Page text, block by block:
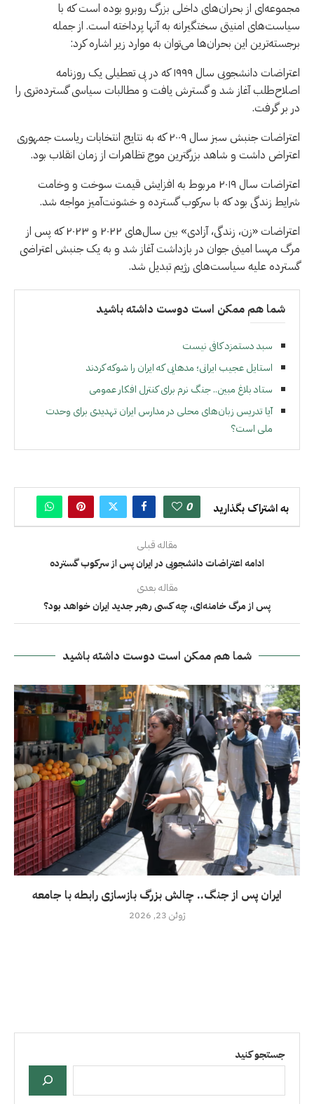
مجموعه‌ای از بحران‌های داخلی بزرگ روبرو بوده است که با
سیاست‌های امنیتی سختگیرانه به آنها پرداخته است. از جمله
برجسته‌ترین این بحران‌ها می‌توان به موارد زیر اشاره کرد:
اعتراضات دانشجویی سال ۱۹۹۹ که در پی تعطیلی یک روزنامه
اصلاح‌طلب آغاز شد و گسترش یافت و مطالبات سیاسی گسترده‌تری را
در بر گرفت.
اعتراضات جنبش سبز سال ۲۰۰۹ که به نتایج انتخابات ریاست جمهوری
اعتراض داشت و شاهد بزرگترین موج تظاهرات از زمان انقلاب بود.
اعتراضات سال ۲۰۱۹ مربوط به افزایش قیمت سوخت و وخامت
شرایط زندگی بود که با سرکوب گسترده و خشونت‌آمیز مواجه شد.
اعتراضات «زن، زندگی، آزادی» بین سال‌های ۲۰۲۲ و ۲۰۲۳ که پس از
مرگ مهسا امینی جوان در بازداشت آغاز شد و به یک جنبش اعتراضی
گسترده علیه سیاست‌های رژیم تبدیل شد.
شما هم ممکن است دوست داشته باشید
سبد دستمزد کافی نیست
استایل عجیب ایرانی؛ مدهایی که ایران را شوکه کردند
ستاد بلاغ مبین.. جنگ نرم برای کنترل افکار عمومی
آیا تدریس زبان‌های محلی در مدارس ایران تهدیدی برای وحدت
ملی است؟
به اشتراک بگذارید 0
مقاله قبلی
ادامه اعتراضات دانشجویی در ایران پس از سرکوب گسترده
مقاله بعدی
پس از مرگ خامنه‌ای، چه کسی رهبر جدید ایران خواهد بود؟
شما هم ممکن است دوست داشته باشید
ایران پس از جنگ.. چالش بزرگ بازسازی رابطه با جامعه
ژوئن 23, 2026
جستجو کنید